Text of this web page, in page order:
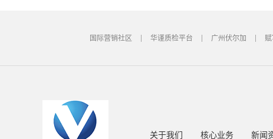
国际营销社区 华谨质检平台 广州伏尔加
关于我们 核心业务 新闻